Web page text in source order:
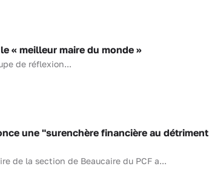
« meilleur maire du monde »
de réflexion...
une "surenchère financière au détriment
de la section de Beaucaire du PCF a...